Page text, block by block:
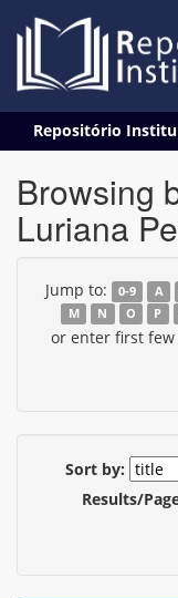
navigation
Repositório
Browsing
Luriana
Jump to: 0-9 A
M
N O P
or enter first
Sort by:
Results/